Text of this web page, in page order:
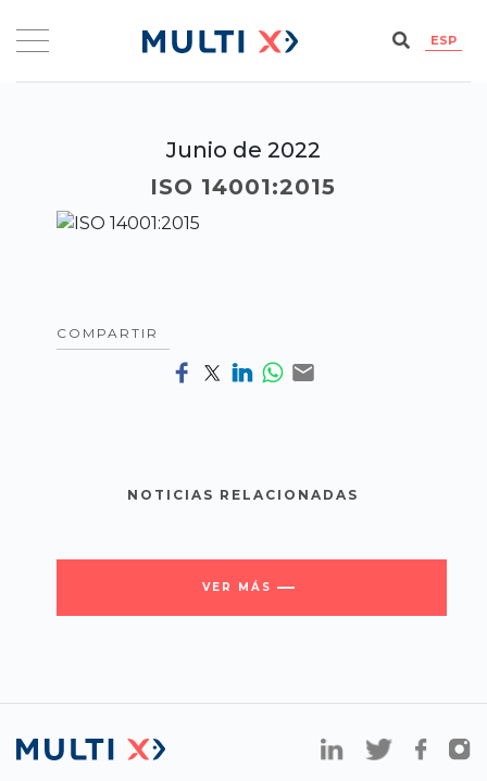
ESP
Junio de 2022
ISO 14001:2015
COMPARTIR
NOTICIAS RELACIONADAS
VER MÁS